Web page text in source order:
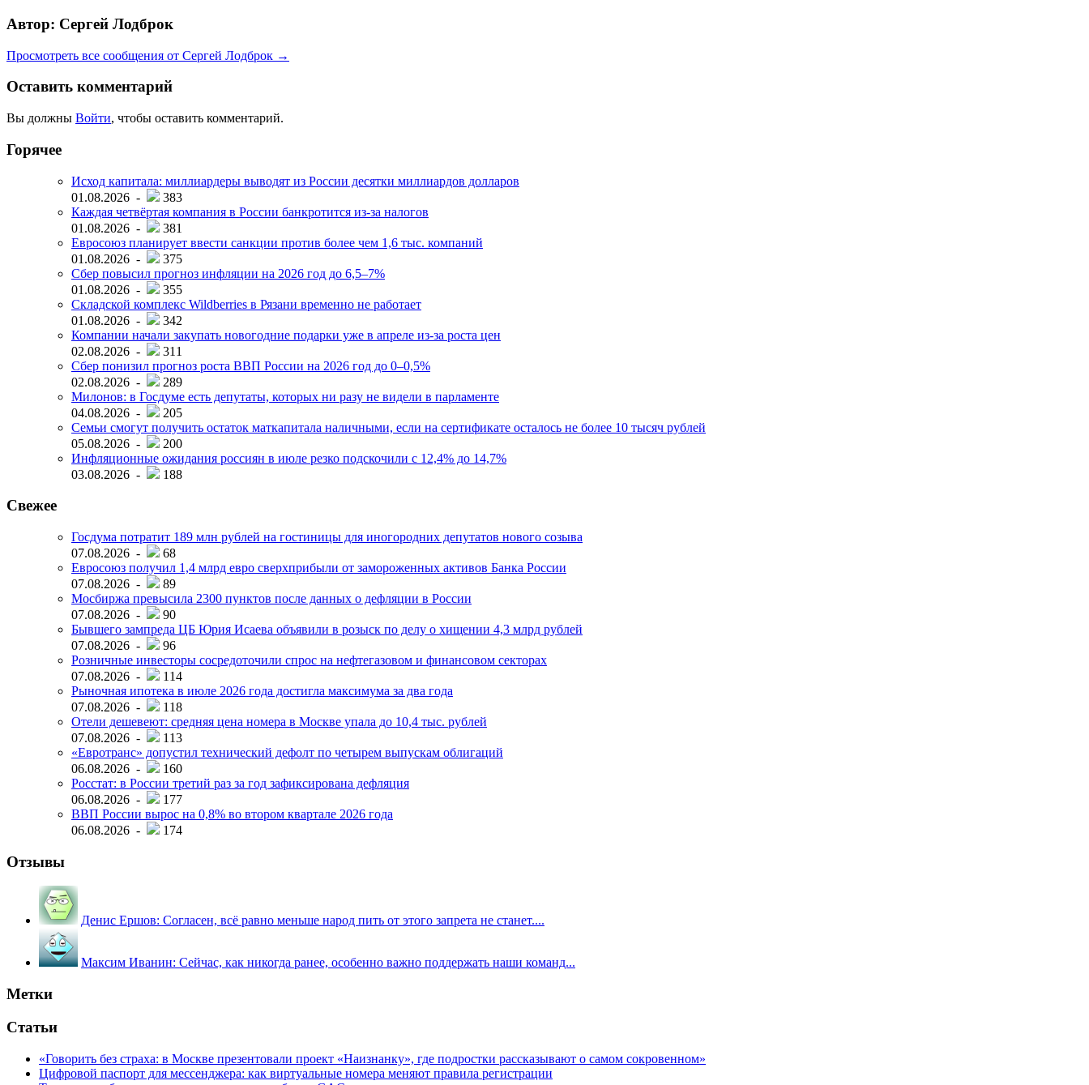
Автор: Сергей Лодброк
Просмотреть все сообщения от Сергей Лодброк →
Оставить комментарий
Вы должны Войти, чтобы оставить комментарий.
Горячее
Исход капитала: миллиардеры выводят из России десятки миллиардов долларов
01.08.2026 -
383
Каждая четвёртая компания в России банкротится из-за налогов
01.08.2026 -
381
Евросоюз планирует ввести санкции против более чем 1,6 тыс. компаний
01.08.2026 -
375
Сбер повысил прогноз инфляции на 2026 год до 6,5–7%
01.08.2026 -
355
Складской комплекс Wildberries в Рязани временно не работает
01.08.2026 -
342
Компании начали закупать новогодние подарки уже в апреле из-за роста цен
02.08.2026 -
311
Сбер понизил прогноз роста ВВП России на 2026 год до 0–0,5%
02.08.2026 -
289
Милонов: в Госдуме есть депутаты, которых ни разу не видели в парламенте
04.08.2026 -
205
Семьи смогут получить остаток маткапитала наличными, если на сертификате осталось не более 10 тысяч рублей
05.08.2026 -
200
Инфляционные ожидания россиян в июле резко подскочили с 12,4% до 14,7%
03.08.2026 -
188
Свежее
Госдума потратит 189 млн рублей на гостиницы для иногородних депутатов нового созыва
07.08.2026 -
68
Евросоюз получил 1,4 млрд евро сверхприбыли от замороженных активов Банка России
07.08.2026 -
89
Мосбиржа превысила 2300 пунктов после данных о дефляции в России
07.08.2026 -
90
Бывшего зампреда ЦБ Юрия Исаева объявили в розыск по делу о хищении 4,3 млрд рублей
07.08.2026 -
96
Розничные инвесторы сосредоточили спрос на нефтегазовом и финансовом секторах
07.08.2026 -
114
Рыночная ипотека в июле 2026 года достигла максимума за два года
07.08.2026 -
118
Отели дешевеют: средняя цена номера в Москве упала до 10,4 тыс. рублей
07.08.2026 -
113
«Евротранс» допустил технический дефолт по четырем выпускам облигаций
06.08.2026 -
160
Росстат: в России третий раз за год зафиксирована дефляция
06.08.2026 -
177
ВВП России вырос на 0,8% во втором квартале 2026 года
06.08.2026 -
174
Отзывы
Денис Ершов: Согласен, всё равно меньше народ пить от этого запрета не станет....
Максим Иванин: Сейчас, как никогда ранее, особенно важно поддержать наши команд...
Метки
Статьи
«Говорить без страха: в Москве презентовали проект «Наизнанку», где подростки рассказывают о самом сокровенном»
Цифровой паспорт для мессенджера: как виртуальные номера меняют правила регистрации